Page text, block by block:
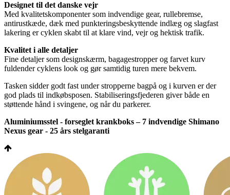
Designet til det danske vejr
Med kvalitetskomponenter som indvendige gear, rullebremse,
antirustkæde, dæk med punkteringsbeskyttende indlæg og slagfast
lakering er cyklen skabt til at klare vind, vejr og hektisk trafik.
Kvalitet i alle detaljer
Fine detaljer som designskærm, bagagestropper og farvet kurv
fuldender cyklens look og gør samtidig turen mere bekvem.
Tasken sidder godt fast under stropperne bagpå og i kurven er der
god plads til indkøbsposen. Stabiliseringsfjederen giver både en
støttende hånd i svingene, og når du parkerer.
Aluminiumsstel - forseglet krankboks – 7 indvendige Shimano
Nexus gear - 25 års stelgaranti